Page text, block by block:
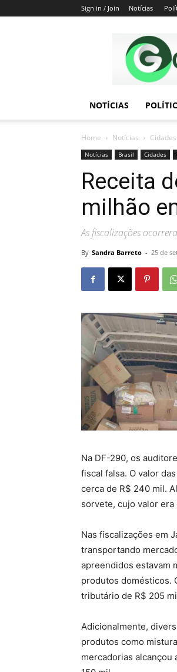
Sign in / Join Notícias
NOTÍCIAS
Home Notícias Cidades
Notícias Brasil Cidades
Receita
milhão
As fiscalizações
By Sandra Barreto - 25 de
Na DF-290, os
fiscal falsa. O valor
cerca de R$ 240 mil.
sorvete, cujo valor
Nas fiscalizações em
transportando
apreendidos estavam
produtos domésticos.
tributário de R$ 205
Adicionalmente,
produtos como
mercadorias